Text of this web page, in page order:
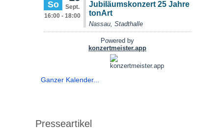
Ganzer Kalender...
Presseartikel